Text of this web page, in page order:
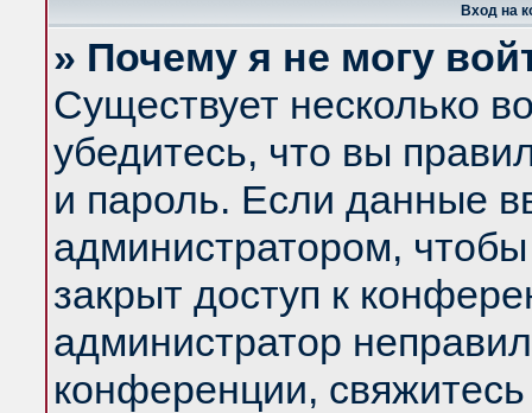
Вход на
» Почему я не могу
Существует несколько
убедитесь, что вы
и пароль. Если данные
администратором,
закрыт доступ к
администратор
конференции,